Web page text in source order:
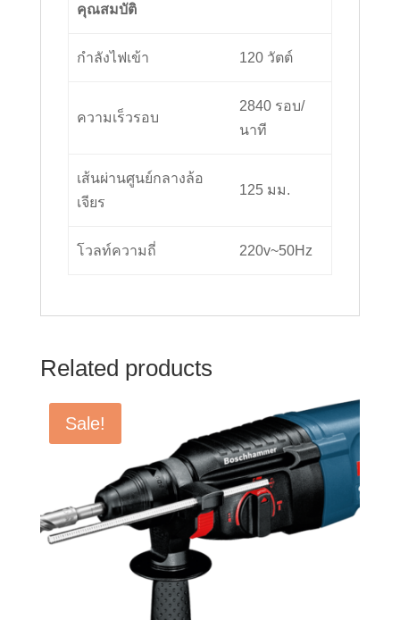
คุณสมบัติ
กำลังไฟเข้า 120 วัตต์
ความเร็วรอบ
2840 รอบ/
นาที
เส้นผ่านศูนย์กลางล้อ
เจียร
125 มม.
โวลท์ความถี่ 220v~50Hz
Related products
Sale!